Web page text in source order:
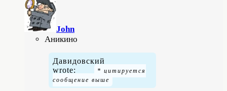
John
Аникино
Давидовский
wrote: